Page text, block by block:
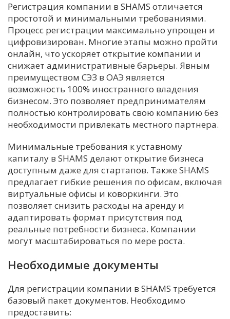
Регистрация компании в SHAMS отличается
простотой и минимальными требованиями.
Процесс регистрации максимально упрощен и
цифровизирован. Многие этапы можно пройти
онлайн, что ускоряет открытие компании и
снижает административные барьеры. Явным
преимуществом СЭЗ в ОАЭ является
возможность 100% иностранного владения
бизнесом. Это позволяет предпринимателям
полностью контролировать свою компанию без
необходимости привлекать местного партнера.
Минимальные требования к уставному
капиталу в SHAMS делают открытие бизнеса
доступным даже для стартапов. Также SHAMS
предлагает гибкие решения по офисам, включая
виртуальные офисы и коворкинги. Это
позволяет снизить расходы на аренду и
адаптировать формат присутствия под
реальные потребности бизнеса. Компании
могут масштабироваться по мере роста.
Необходимые документы
Для регистрации компании в SHAMS требуется
базовый пакет документов. Необходимо
предоставить: